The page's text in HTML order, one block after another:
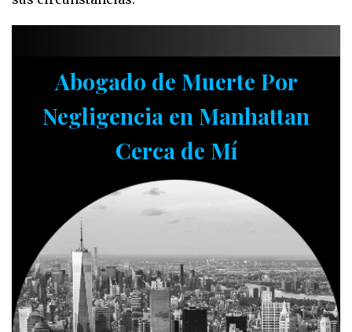
Abogado de Muerte Por
Negligencia en Manhattan
Cerca de Mí